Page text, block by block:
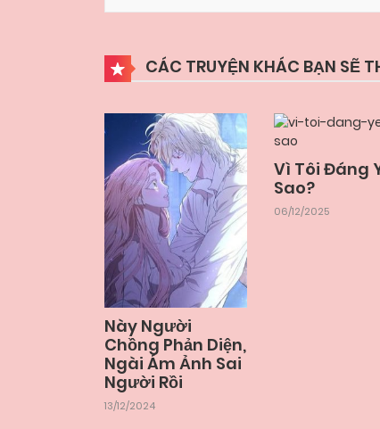
CÁC TRUYỆN KHÁC BẠN SẼ
Này Người
Chồng Phản Diện,
Ngài Ám Ảnh Sai
Người Rồi
13/12/2024
Vì Tôi Đáng
Sao?
06/12/2025